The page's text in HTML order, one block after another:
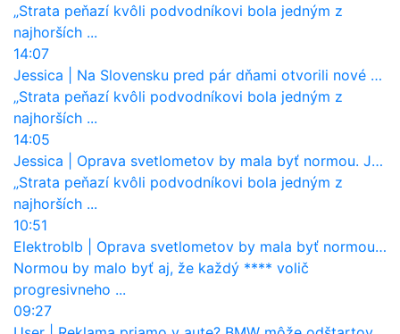
„Strata peňazí kvôli podvodníkovi bola jedným z
najhorších ...
14:07
Jessica
Na Slovensku pred pár dňami otvorili nové mosty, ktoré to sú?
„Strata peňazí kvôli podvodníkovi bola jedným z
najhorších ...
14:05
Jessica
Oprava svetlometov by mala byť normou. Jeden nový dnes stojí priemerne 1251 eur!
„Strata peňazí kvôli podvodníkovi bola jedným z
najhorších ...
10:51
Elektroblb
Oprava svetlometov by mala byť normou. Jeden nový dnes stojí priemerne 1251 eur!
Normou by malo byť aj, že každý **** volič
progresivneho ...
09:27